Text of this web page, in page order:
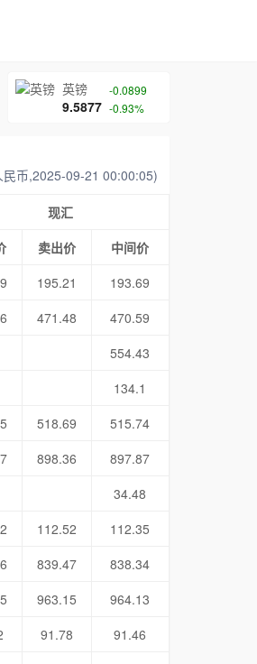
英镑
9.5877
-0.0899
-0.93%
币,2025-09-21 00:00:05)
现汇
卖出价
中间价
195.21
193.69
471.48
470.59
554.43
134.1
518.69
515.74
898.36
897.87
34.48
112.52
112.35
839.47
838.34
963.15
964.13
91.78
91.46